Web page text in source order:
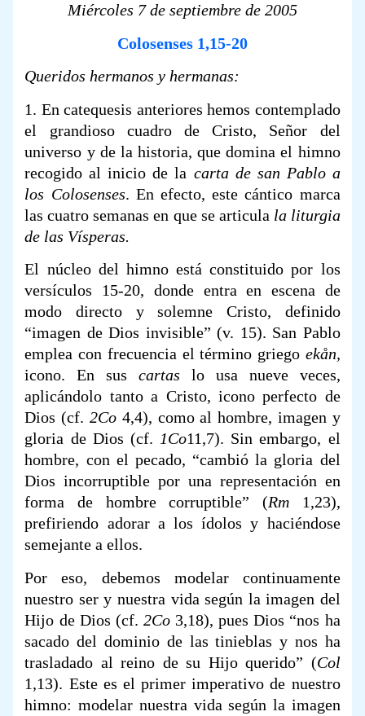
Miércoles 7 de septiembre de 2005
Colosenses 1,15-20
Queridos hermanos y hermanas:
1. En catequesis anteriores hemos contemplado
el grandioso cuadro de Cristo, Señor del
universo y de la historia, que domina el himno
recogido al inicio de la carta de san Pablo a
los Colosenses. En efecto, este cántico marca
las cuatro semanas en que se articula la liturgia
de las Vísperas.
El núcleo del himno está constituido por los
versículos 15-20, donde entra en escena de
modo directo y solemne Cristo, definido
“imagen de Dios invisible” (v. 15). San Pablo
emplea con frecuencia el término griego ekån,
icono. En suscartas lo usa nueve veces,
aplicándolo tanto a Cristo, icono perfecto de
Dios (cf. 2Co4,4), como al hombre, imagen y
gloria de Dios (cf.1Co11,7). Sin embargo, el
hombre, con el pecado, “cambió la gloria del
Dios incorruptible por una representación en
forma de hombre corruptible” (Rm1,23),
prefiriendo adorar a los ídolos y haciéndose
semejante a ellos.
Por eso, debemos modelar continuamente
nuestro ser y nuestra vida según la imagen del
Hijo de Dios (cf. 2Co3,18), pues Dios “nos ha
sacado del dominio de las tinieblas y nos ha
trasladado al reino de su Hijo querido” (Col
1,13). Este es el primer imperativo de nuestro
himno: modelar nuestra vida según la imagen